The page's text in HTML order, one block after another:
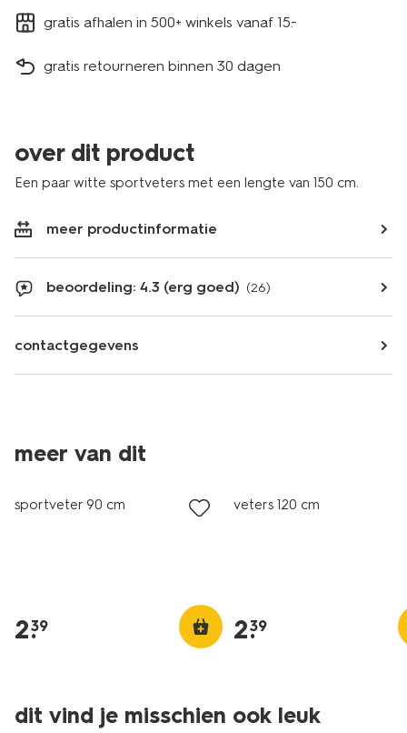
gratis afhalen in 500+ winkels vanaf 15.-
gratis retourneren binnen 30 dagen
over dit product
Een paar witte sportveters met een lengte van 150 cm.
meer productinformatie
beoordeling: 4.3 (erg goed) (26)
contactgegevens
meer van dit
sportveter 90 cm
2.
39
veters 120 cm
2.
39
dit vind je misschien ook leuk